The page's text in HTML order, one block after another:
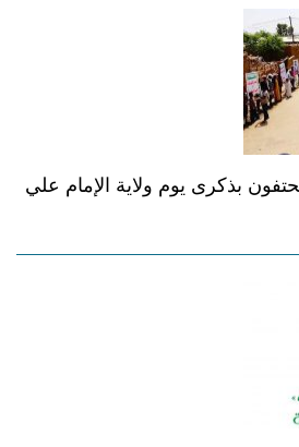
بذكرى يوم ولاية الإمام علي